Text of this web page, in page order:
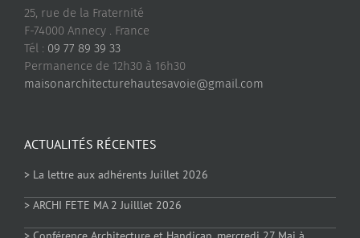
ACTUALITÉS RÉCENTES
> La lettre aux adhérents Juillet 2026
> ARCHI FETE MA 2 Juilllet 2026
25, rue de la Fraternité
F-74000 Annecy . France
Tél : 09 77 89 39 33
Permanence de 12h30 à 16h30
maisonarchitecturehautesavoie@gmail.com